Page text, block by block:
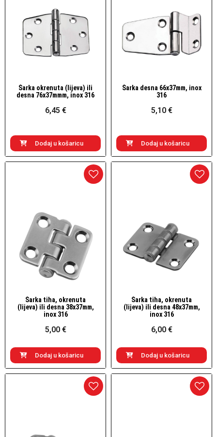
Brzi pogled
Šarka okrenuta (lijeva) ili
desna 76x37mmm, inox 316
6,45 €
Dodaj u košaricu
Brzi pogled
Šarka desna 66x37mm, inox
316
5,10 €
Dodaj u košaricu
Brzi pogled
Šarka tiha, okrenuta
(lijeva) ili desna 38x37mm,
inox 316
5,00 €
Dodaj u košaricu
Brzi pogled
Šarka tiha, okrenuta
(lijeva) ili desna 48x37mm,
inox 316
6,00 €
Dodaj u košaricu